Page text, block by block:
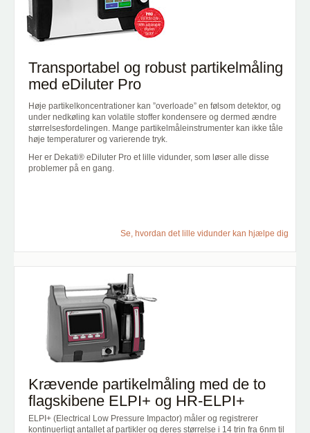
Transportabel og robust partikelmåling
med eDiluter Pro
Høje partikelkoncentrationer kan ”overloade” en følsom detektor, og
under nedkøling kan volatile stoffer kondensere og dermed ændre
størrelsesfordelingen. Mange partikelmåleinstrumenter kan ikke tåle
høje temperaturer og varierende tryk.
Her er Dekati® eDiluter Pro et lille vidunder, som løser alle disse
problemer på en gang.
Se, hvordan det lille vidunder kan hjælpe dig
Krævende partikelmåling med de to
flagskibene ELPI+ og HR-ELPI+
ELPI+ (Electrical Low Pressure Impactor) måler og registrerer
kontinuerligt antallet af partikler og deres størrelse i 14 trin fra 6nm til